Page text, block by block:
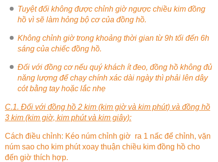
Tuyệt đối không được chỉnh giờ ngược chiều kim đồng
hồ vì sẽ làm hỏng bộ cơ của đồng hồ.
Không chỉnh giờ trong khoảng thời gian từ 9h tối đến 6h
sáng của chiếc đồng hồ.
Đối với đồng cơ nếu quý khách ít đeo, đồng hồ không đủ
năng lượng để chạy chính xác dài ngày thì phải lên dây
cót bằng tay hoặc lắc nhẹ
C.1. Đối với đồng hồ 2 kim (kim giờ và kim phút) và đồng hồ
3 kim (kim giờ, kim phút và kim giây):
Cách điều chỉnh: Kéo núm chỉnh giờ ra 1 nấc để chỉnh, vặn
núm sao cho kim phút xoay thuận chiều kim đồng hồ cho
đến giờ thích hợp.